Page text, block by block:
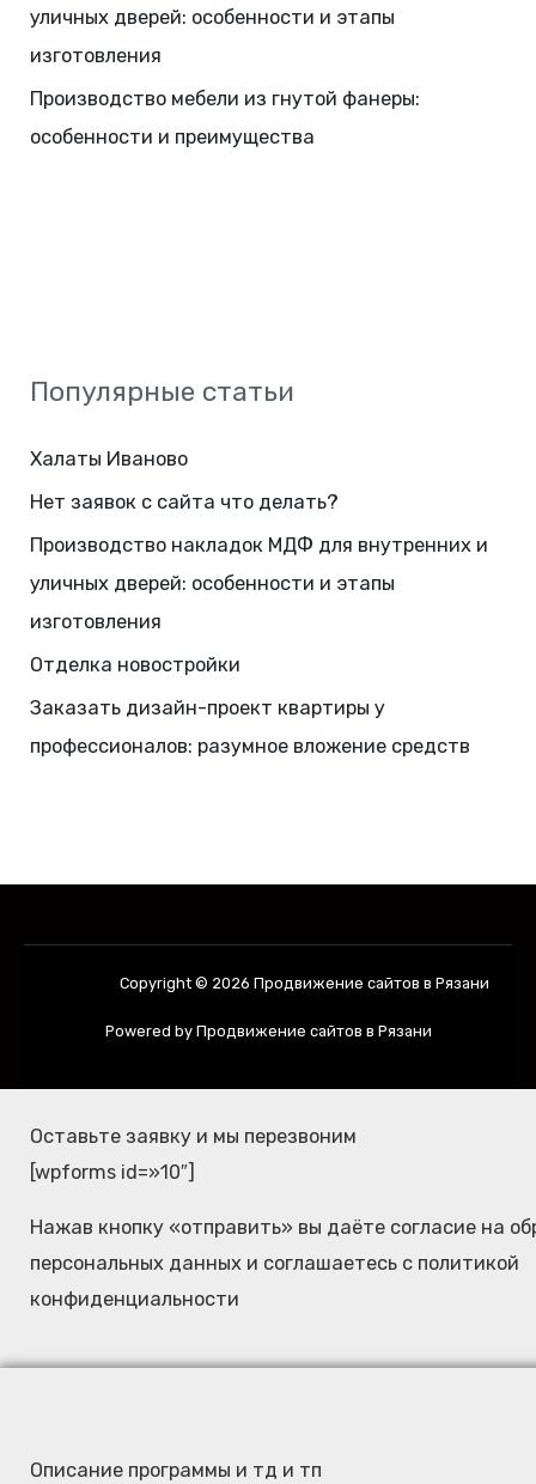
уличных дверей: особенности и этапы
изготовления
Производство мебели из гнутой фанеры:
особенности и преимущества
Популярные статьи
Халаты Иваново
Нет заявок с сайта что делать?
Производство накладок МДФ для внутренних и
уличных дверей: особенности и этапы
изготовления
Отделка новостройки
Заказать дизайн-проект квартиры у
профессионалов: разумное вложение средств
Copyright © 2026 Продвижение сайтов в Рязани
Powered by Продвижение сайтов в Рязани
Оставьте заявку и мы перезвоним
[wpforms id=»10″]
Нажав кнопку «отправить» вы даёте согласие на
персональных данных и соглашаетесь c политикой
конфиденциальности
Описание программы и тд и тп